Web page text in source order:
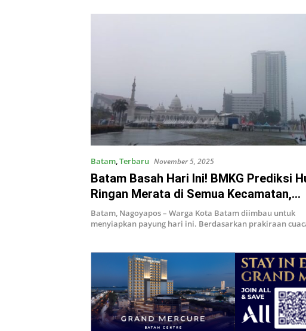
Batam,Terbaru November 5, 2025
Batam Basah Hari Ini! BMKG Prediksi
Ringan Merata di Semua Kecamatan,
Simak Rinciannya!
Batam, Nagoyapos – Warga Kota Batam diimbau untuk
menyiapkan payung hari ini. Berdasarkan prakiraan